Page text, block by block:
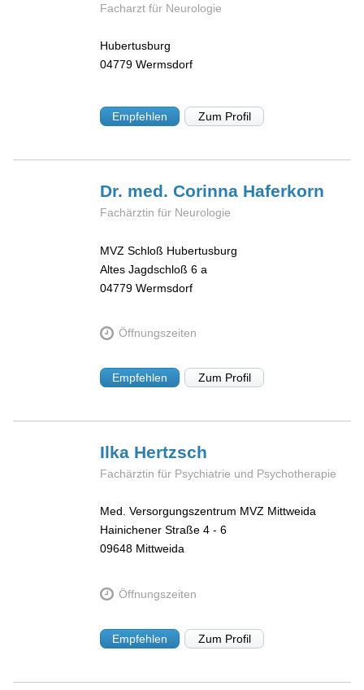
Facharzt für Neurologie
Hubertusburg
04779 Wermsdorf
Empfehlen Zum Profil
Dr. med. Corinna Haferkorn
Fachärztin für Neurologie
MVZ Schloß Hubertusburg
Altes Jagdschloß 6 a
04779 Wermsdorf
Öffnungszeiten
Empfehlen Zum Profil
Ilka Hertzsch
Fachärztin für Psychiatrie und Psychotherapie
Med. Versorgungszentrum MVZ Mittweida
Hainichener Straße 4 - 6
09648 Mittweida
Öffnungszeiten
Empfehlen Zum Profil